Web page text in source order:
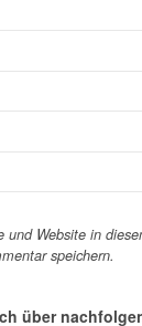
und Website in
speichern.
über